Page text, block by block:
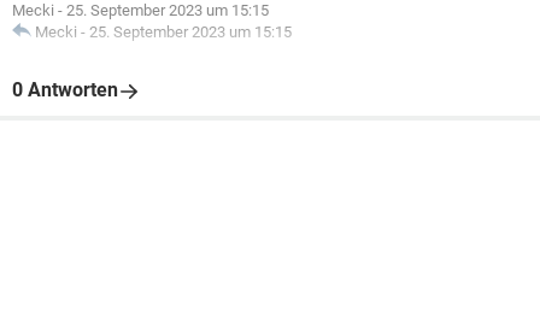
Mecki - 25. September 2023 um 15:15
Mecki - 25. September 2023 um 15:15
0 Antworten